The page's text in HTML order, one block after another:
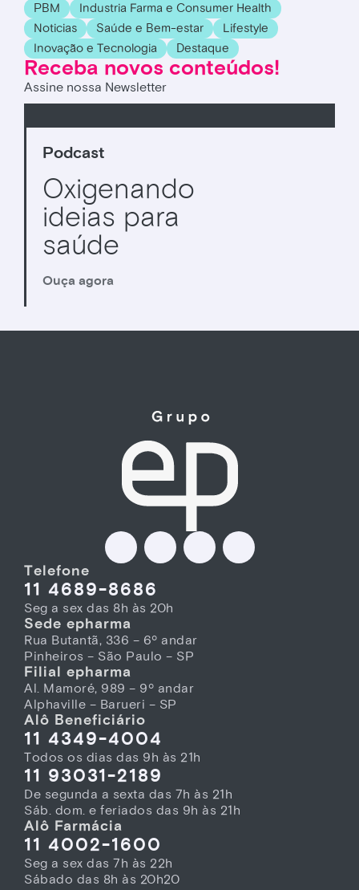
PBM
Industria Farma e Consumer Health
Noticias
Saúde e Bem-estar
Lifestyle
Inovação e Tecnologia
Destaque
Receba novos conteúdos!
Assine nossa Newsletter
Podcast
Oxigenando
ideias para
saúde
Ouça agora
Telefone
11 4689-8686
Seg a sex das 8h às 20h
Sede epharma
Rua Butantã, 336 – 6º andar
Pinheiros – São Paulo – SP
Filial epharma
Al. Mamoré, 989 – 9º andar
Alphaville – Barueri – SP
Alô Beneficiário
11 4349-4004
Todos os dias das 9h às 21h
11 93031-2189
De segunda a sexta das 7h às 21h
Sáb. dom. e feriados das 9h às 21h
Alô Farmácia
11 4002-1600
Seg a sex das 7h às 22h
Sábado das 8h às 20h20